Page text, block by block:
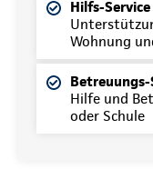
Hilfs-
Wohnung
Hilfe und
oder Schule